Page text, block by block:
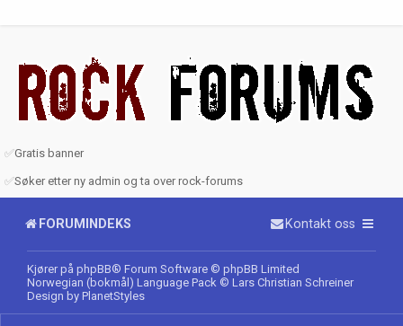
✅Gratis banner
✅Søker etter ny admin og ta over rock-forums
FORUMINDEKS Kontakt oss
Kjører på phpBB® Forum Software © phpBB Limited
Norwegian (bokmål) Language Pack © Lars Christian Schreiner
Design by PlanetStyles